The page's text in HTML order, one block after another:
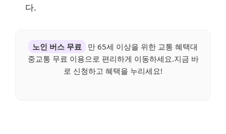
다.
노인 버스 무료
만 65세 이상을 위한 교통 혜택대
중교통 무료 이용으로 편리하게 이동하세요.지금 바
로 신청하고 혜택을 누리세요!